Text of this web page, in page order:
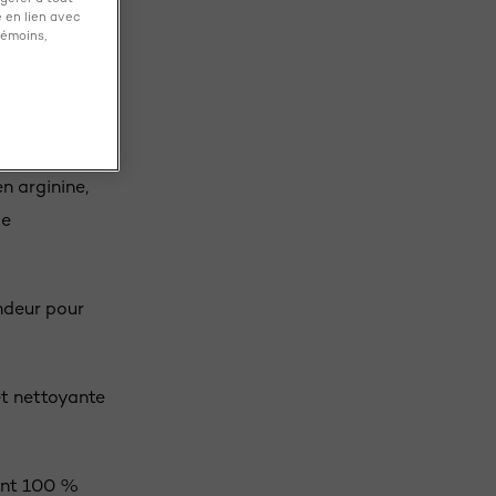
arginine,
pour
nettoyante
100 %
en lien avec